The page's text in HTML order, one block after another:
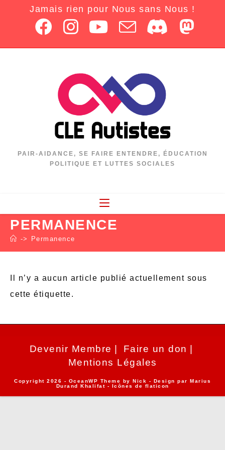
Jamais rien pour Nous sans Nous !
PAIR-AIDANCE, SE FAIRE ENTENDRE, ÉDUCATION
POLITIQUE ET LUTTES SOCIALES
PERMANENCE
-> Permanence
Il n’y a aucun article publié actuellement sous
cette étiquette.
Devenir Membre
Faire un don
Mentions Légales
Copyright 2026 - OceanWP Theme by Nick - Design par Marius
Durand Khalifat - Icônes de flaticon